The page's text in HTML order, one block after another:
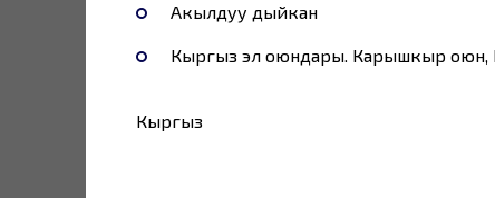
Акылдуу дыйкан
Кыргыз эл оюндары. Карышкыр оюн,
Кыргыз